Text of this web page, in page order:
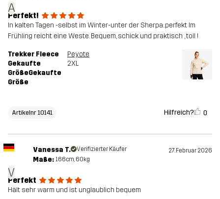
A
Perfekt!
In kalten Tagen -selbst im Winter-unter der Sherpa..perfekt Im
Frühling reicht eine Weste. Bequem, schick und praktisch , toll !
Trekker Fleece
Peyote
Gekaufte
GrößeGekaufte
Größe
2XL
Artikelnr 10141 Hilfreich? 0
V
Vanessa T. Verifizierter Käufer 27. Februar 2026
Maße: 166cm, 60kg
Perfekt
Hält sehr warm und ist unglaublich bequem